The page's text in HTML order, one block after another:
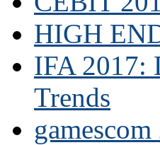
HIGH
IFA 2017:
Trends